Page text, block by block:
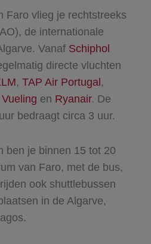
Faro vlieg je rechtstreeks
de internationale
Vanaf Schiphol
directe vluchten
, TAP Air Portugal,
Vueling en Ryanair. De
bedraagt circa 3 uur.
ben je binnen 15 tot 20
van Faro, met de bus,
ook shuttlebussen
in de Algarve,